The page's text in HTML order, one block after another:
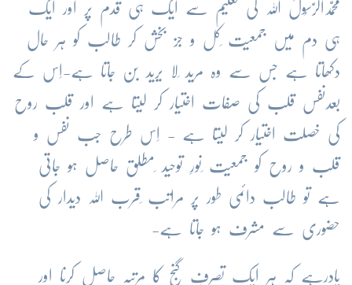
مُحَمَّدالرَّسُولُ اللہ کی تعلیم سے ایک ہی قدم پر اور ایک
ہی دم میں جمعیت ِکل و جز بخش کر طالب کو ہر حال
دکھاتا ہے جس سے وہ مرید ِلا یرید بن جاتا ہے-اِس کے
بعدنفس قلب کی صفات اختیار کر لیتا ہے اور قلب روح
کی خصلت اختیار کر لیتا ہے - اِس طرح جب نفس و
قلب و روح کو جمعیت ِنورِ توحید ِمطلق حاصل ہو جاتی
ہے تو طالب دائمی طور پر مراتب ِقرب اللہ دیدار کی
حضوری سے مشرف ہو جاتا ہے-
یادرہے کہ ہر ایک تصرفِ گنج کا مرتبہ حاصل کرنا اور